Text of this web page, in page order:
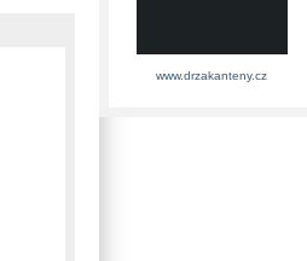
www.drzakanteny.cz